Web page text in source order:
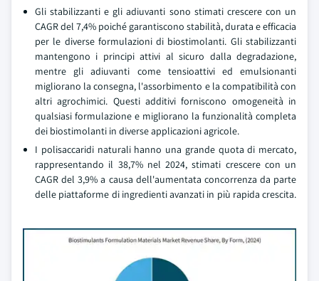
Gli stabilizzanti e gli adiuvanti sono stimati crescere con un
CAGR del 7,4% poiché garantiscono stabilità, durata e efficacia
per le diverse formulazioni di biostimolanti. Gli stabilizzanti
mantengono i principi attivi al sicuro dalla degradazione,
mentre gli adiuvanti come tensioattivi ed emulsionanti
migliorano la consegna, l'assorbimento e la compatibilità con
altri agrochimici. Questi additivi forniscono omogeneità in
qualsiasi formulazione e migliorano la funzionalità completa
dei biostimolanti in diverse applicazioni agricole.
I polisaccaridi naturali hanno una grande quota di mercato,
rappresentando il 38,7% nel 2024, stimati crescere con un
CAGR del 3,9% a causa dell'aumentata concorrenza da parte
delle piattaforme di ingredienti avanzati in più rapida crescita.